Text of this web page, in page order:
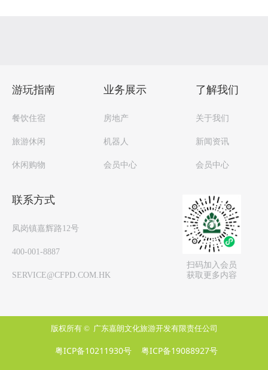
游玩指南
餐饮住宿
旅游休闲
休闲购物
房地产
机器人
会员中心
业务展示
关于我们
新闻资讯
会员中心
了解我们
联系方式
凤岗镇嘉辉路12号
400-001-8887
SERVICE@CFPD.COM.HK
扫码加入会员
获取更多内容
粤ICP备10211930号 粤ICP备19088927号
版权所有 © 广东嘉朗文化旅游开发有限责任公司